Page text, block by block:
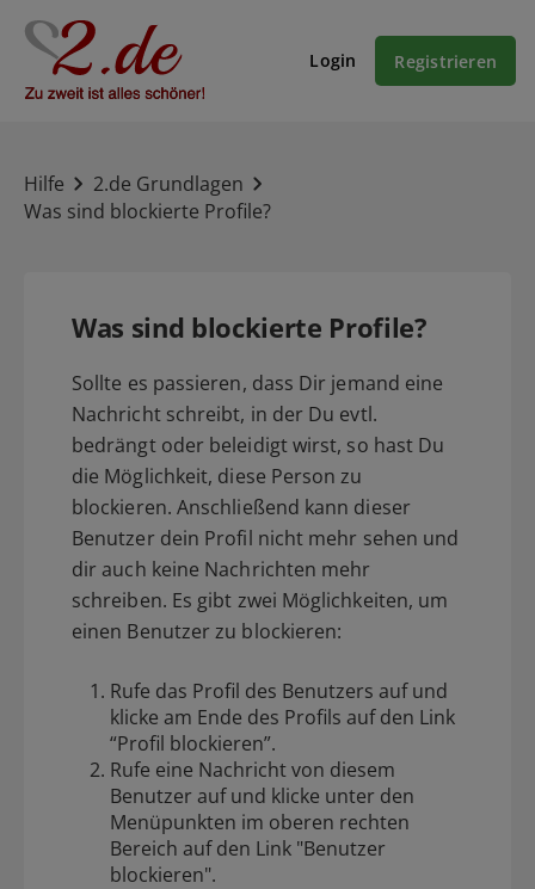
Login Registrieren
Hilfe
2.de Grundlagen
Was sind blockierte Profile?
Was sind blockierte Profile?
Sollte es passieren, dass Dir jemand eine
Nachricht schreibt, in der Du evtl.
bedrängt oder beleidigt wirst, so hast Du
die Möglichkeit, diese Person zu
blockieren. Anschließend kann dieser
Benutzer dein Profil nicht mehr sehen und
dir auch keine Nachrichten mehr
schreiben. Es gibt zwei Möglichkeiten, um
einen Benutzer zu blockieren:
Rufe das Profil des Benutzers auf und
klicke am Ende des Profils auf den Link
“Profil blockieren”.
Rufe eine Nachricht von diesem
Benutzer auf und klicke unter den
Menüpunkten im oberen rechten
Bereich auf den Link "Benutzer
blockieren".